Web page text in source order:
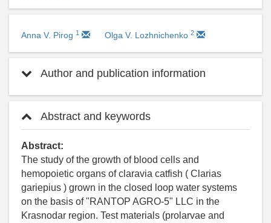
Anna V. Pirog 1 Olga V. Lozhnichenko 2
Author and publication information
Abstract and keywords
Abstract:
The study of the growth of blood cells and
hemopoietic organs of claravia catfish ( Clarias
gariepius ) grown in the closed loop water systems
on the basis of "RANTOP AGRO-5" LLC in the
Krasnodar region. Test materials (prolarvae and